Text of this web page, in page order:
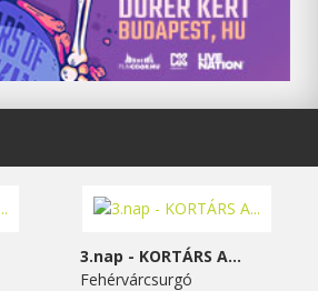
3.nap - KORTÁRS A...
Fehérvárcsurgó